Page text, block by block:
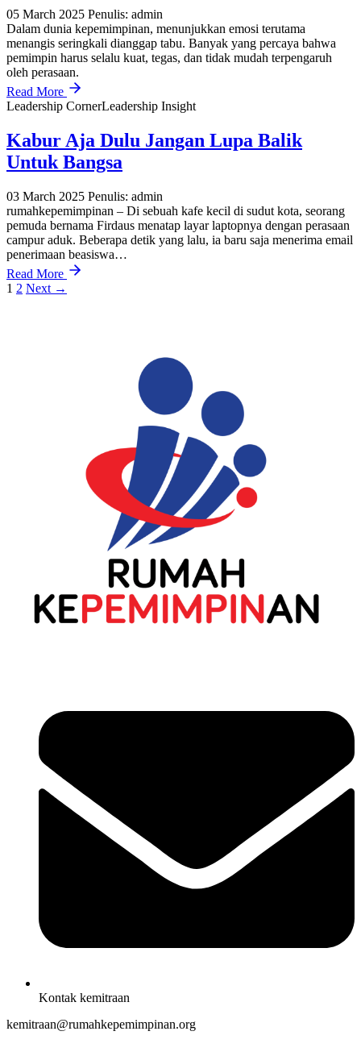
05 March 2025 Penulis: admin
Dalam dunia kepemimpinan, menunjukkan emosi terutama
menangis seringkali dianggap tabu. Banyak yang percaya bahwa
pemimpin harus selalu kuat, tegas, dan tidak mudah terpengaruh
oleh perasaan.
Read More
Leadership CornerLeadership Insight
Kabur Aja Dulu Jangan Lupa Balik
Untuk Bangsa
03 March 2025 Penulis: admin
rumahkepemimpinan – Di sebuah kafe kecil di sudut kota, seorang
pemuda bernama Firdaus menatap layar laptopnya dengan perasaan
campur aduk. Beberapa detik yang lalu, ia baru saja menerima email
penerimaan beasiswa…
Read More
1 2 Next →
Kontak kemitraan
kemitraan@rumahkepemimpinan.org